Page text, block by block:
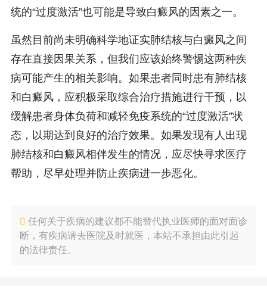
统的“过度激活”也可能是导致白癜风的因素之一。
虽然目前尚未明确科学地证实肺结核与白癜风之间
存在直接因果关系，但我们应该始终警惕这两种疾
病可能产生的相关影响。如果患者同时患有肺结核
和白癜风，应积极采取综合治疗措施进行干预，以
缓解患者身体负荷和减轻免疫系统的“过度激活”状
态，以期达到良好的治疗效果。如果发现有人出现
肺结核和白癜风相伴发生的情况，应尽快寻求医疗
帮助，尽早处理并防止疾病进一步恶化。
任何关于疾病的建议都不能替代执业医师的面对面诊
断，有疾病请去医院及时就医，本站不承担由此引起
的法律责任。